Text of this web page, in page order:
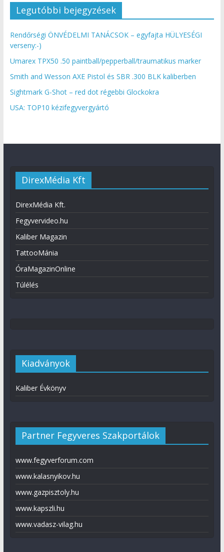
Legutóbbi bejegyzések
Rendőrségi ÖNVÉDELMI TANÁCSOK – egyfajta HÜLYESÉGI
verseny:-)
Umarex TPX50 .50 paintball/pepperball/traumatikus marker
Smith and Wesson AXE Pistol és SBR .300 BLK kaliberben
Sightmark G-Shot – red dot régebbi Glockokra
USA: TOP10 kézifegyvergyártó
DirexMédia Kft
DirexMédia Kft.
Fegyvervideo.hu
Kaliber Magazin
TattooMánia
ÓraMagazinOnline
Túlélés
Kiadványok
Kaliber Évkönyv
Partner Fegyveres Szakportálok
www.fegyverforum.com
www.kalasnyikov.hu
www.gazpisztoly.hu
www.kapszli.hu
www.vadasz-vilag.hu